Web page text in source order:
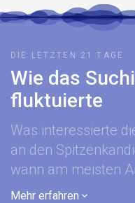
DIE LETZTEN 21 TAGE
Wie das
fluktuierte
Was interessierte
an den
wann am meisten
Mehr erfahren